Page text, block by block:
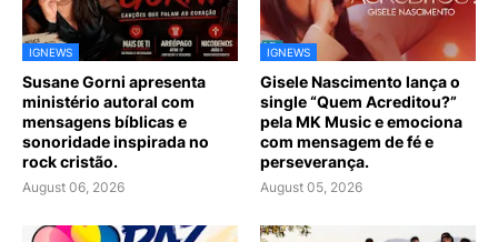
IGNEWS
Susane Gorni apresenta
ministério autoral com
mensagens bíblicas e
sonoridade inspirada no
rock cristão.
August 06, 2026
IGNEWS
Gisele Nascimento lança o
single “Quem Acreditou?”
pela MK Music e emociona
com mensagem de fé e
perseverança.
August 05, 2026